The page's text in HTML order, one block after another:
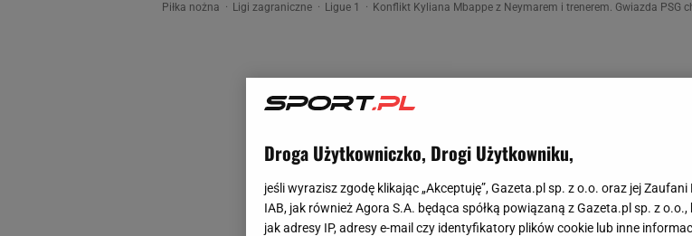
Piłka nożna Ligi zagraniczne Ligue 1 Konflikt Kyliana Mbappe z Neymarem i trenerem. Gwiazda PSG
Droga Użytkowniczko, Drogi Użytkowniku,
jeśli wyrazisz zgodę klikając „Akceptuję”, Gazeta.pl sp. z o.o. oraz jej
IAB, jak również Agora S.A. będąca spółką powiązaną z Gazeta.pl sp. z
jak adresy IP, adresy e-mail czy identyfikatory plików cookie lub inne